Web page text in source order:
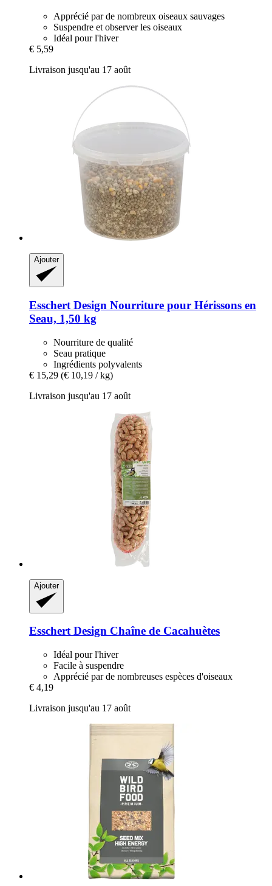
Apprécié par de nombreux oiseaux sauvages
Suspendre et observer les oiseaux
Idéal pour l'hiver
€ 5,59
Livraison jusqu'au 17 août
Ajouter
Esschert Design Nourriture pour Hérissons en
Seau, 1,50 kg
Nourriture de qualité
Seau pratique
Ingrédients polyvalents
€ 15,29 (€ 10,19 / kg)
Livraison jusqu'au 17 août
Ajouter
Esschert Design Chaîne de Cacahuètes
Idéal pour l'hiver
Facile à suspendre
Apprécié par de nombreuses espèces d'oiseaux
€ 4,19
Livraison jusqu'au 17 août